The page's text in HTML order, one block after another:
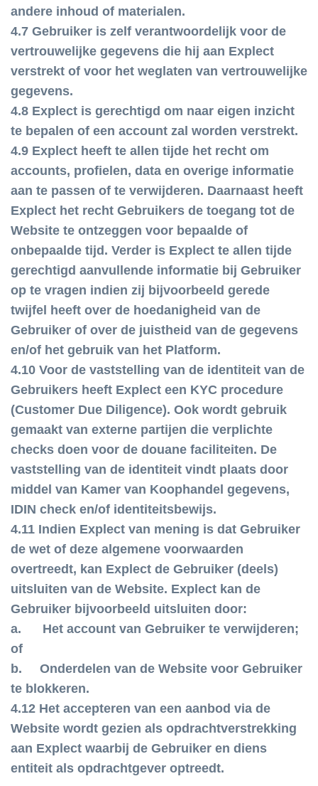
andere inhoud of materialen.
4.7 Gebruiker is zelf verantwoordelijk voor de
vertrouwelijke gegevens die hij aan Explect
verstrekt of voor het weglaten van vertrouwelijke
gegevens.
4.8 Explect is gerechtigd om naar eigen inzicht
te bepalen of een account zal worden verstrekt.
4.9 Explect heeft te allen tijde het recht om
accounts, profielen, data en overige informatie
aan te passen of te verwijderen. Daarnaast heeft
Explect het recht Gebruikers de toegang tot de
Website te ontzeggen voor bepaalde of
onbepaalde tijd. Verder is Explect te allen tijde
gerechtigd aanvullende informatie bij Gebruiker
op te vragen indien zij bijvoorbeeld gerede
twijfel heeft over de hoedanigheid van de
Gebruiker of over de juistheid van de gegevens
en/of het gebruik van het Platform.
4.10 Voor de vaststelling van de identiteit van de
Gebruikers heeft Explect een KYC procedure
(Customer Due Diligence). Ook wordt gebruik
gemaakt van externe partijen die verplichte
checks doen voor de douane faciliteiten. De
vaststelling van de identiteit vindt plaats door
middel van Kamer van Koophandel gegevens,
IDIN check en/of identiteitsbewijs.
4.11 Indien Explect van mening is dat Gebruiker
de wet of deze algemene voorwaarden
overtreedt, kan Explect de Gebruiker (deels)
uitsluiten van de Website. Explect kan de
Gebruiker bijvoorbeeld uitsluiten door:
a. Het account van Gebruiker te verwijderen;
of
b. Onderdelen van de Website voor Gebruiker
te blokkeren.
4.12 Het accepteren van een aanbod via de
Website wordt gezien als opdrachtverstrekking
aan Explect waarbij de Gebruiker en diens
entiteit als opdrachtgever optreedt.